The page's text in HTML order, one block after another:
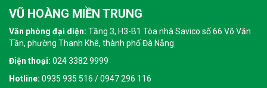
VŨ HOÀNG MIỀN TRUNG
Văn phòng đại diện: Tầng 3, H3-B1 Tòa nhà Savico số 66 Võ Văn
Tần, phường Thanh Khê, thành phố Đà Nẵng
Điện thoại: 024 3382 9999
Hotline: 0935 935 516 / 0947 296 116